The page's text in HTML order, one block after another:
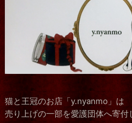
猫と王冠のお店「y.nyanmo」は
売り上げの一部を愛護団体へ寄付